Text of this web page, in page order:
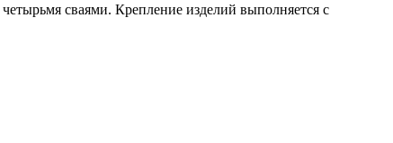
сваями. Крепление изделий выполняется с